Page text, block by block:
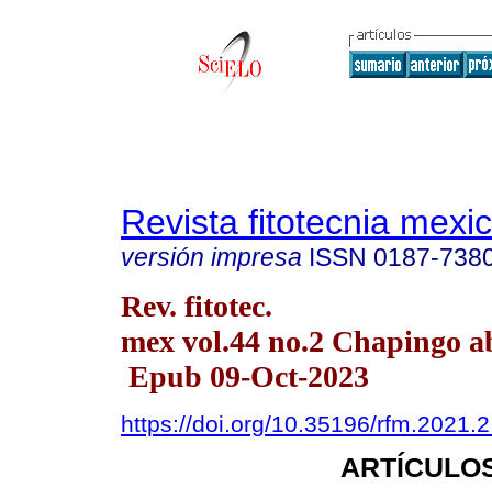
Revista fitotecnia
versión impresa ISSN 0187-
Rev. fitotec.
mex vol.44 no.2 Chapingo
Epub 09-Oct-2023
https://doi.org/10.35196/